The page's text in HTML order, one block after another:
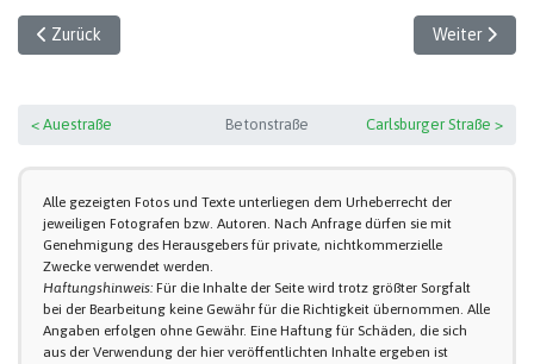
Vorheriger Beitrag: Betonstraße (1)
Zurück Nächster
Weiter
< Auestraße Betonstraße Carlsburger Straße >
Alle gezeigten Fotos und Texte unterliegen dem Urheberrecht der
jeweiligen Fotografen bzw. Autoren. Nach Anfrage dürfen sie mit
Genehmigung des Herausgebers für private, nichtkommerzielle
Zwecke verwendet werden.
Haftungshinweis: Für die Inhalte der Seite wird trotz größter Sorgfalt
bei der Bearbeitung keine Gewähr für die Richtigkeit übernommen. Alle
Angaben erfolgen ohne Gewähr. Eine Haftung für Schäden, die sich
aus der Verwendung der hier veröffentlichten Inhalte ergeben ist